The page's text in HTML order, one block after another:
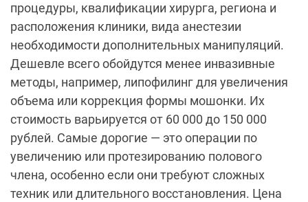
процедуры, квалификации хирурга, региона и
расположения клиники, вида анестезии
необходимости дополнительных манипуляций.
Дешевле всего обойдутся менее инвазивные
методы, например, липофилинг для увеличения
объема или коррекция формы мошонки. Их
стоимость варьируется от 60 000 до 150 000
рублей. Самые дорогие — это операции по
увеличению или протезированию полового
члена, особенно если они требуют сложных
техник или длительного восстановления. Цена